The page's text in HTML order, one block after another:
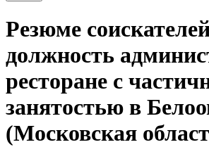
Резюме
должность
ресторане с
занятостью в
(Московская